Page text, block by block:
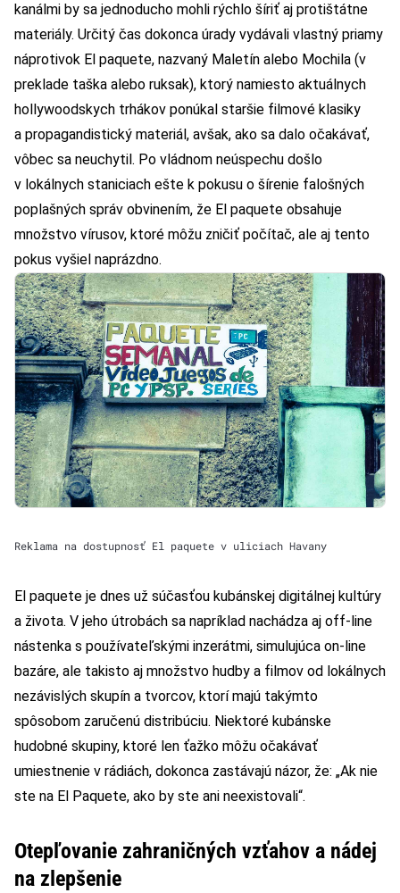
kanálmi by sa jednoducho mohli rýchlo šíriť aj protištátne
materiály. Určitý čas dokonca úrady vydávali vlastný priamy
náprotivok El paquete, nazvaný Maletín alebo Mochila (v
preklade taška alebo ruksak), ktorý namiesto aktuálnych
hollywoodskych trhákov ponúkal staršie filmové klasiky
a propagandistický materiál, avšak, ako sa dalo očakávať,
vôbec sa neuchytil. Po vládnom neúspechu došlo
v lokálnych staniciach ešte k pokusu o šírenie falošných
poplašných správ obvinením, že El paquete obsahuje
množstvo vírusov, ktoré môžu zničiť počítač, ale aj tento
pokus vyšiel naprázdno.
Reklama na dostupnosť El paquete v uliciach Havany
El paquete je dnes už súčasťou kubánskej digitálnej kultúry
a života. V jeho útrobách sa napríklad nachádza aj off-line
nástenka s používateľskými inzerátmi, simulujúca on-line
bazáre, ale takisto aj množstvo hudby a filmov od lokálnych
nezávislých skupín a tvorcov, ktorí majú takýmto
spôsobom zaručenú distribúciu. Niektoré kubánske
hudobné skupiny, ktoré len ťažko môžu očakávať
umiestnenie v rádiách, dokonca zastávajú názor, že: „Ak nie
ste na El Paquete, ako by ste ani neexistovali“.
Otepľovanie zahraničných vzťahov a nádej
na zlepšenie